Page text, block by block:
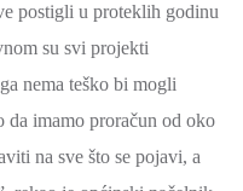
postigli u proteklih godinu
su svi projekti
nema teško bi mogli
da imamo proračun od oko
na sve što se pojavi, a